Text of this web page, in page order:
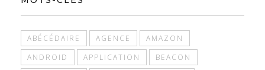
ABÉCÉDAIRE AGENCE
AMAZON
ANDROID
APPLICATION
BEACON